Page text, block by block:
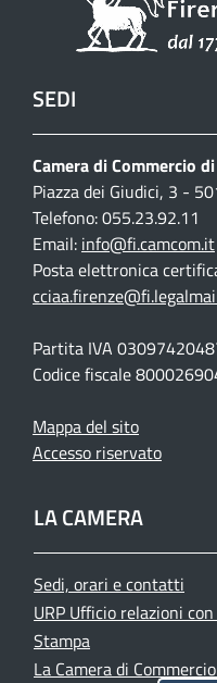
SEDI
Camera di Commercio
Piazza dei Giudici, 3 -
Telefono: 055.23.92.11
Email: info@fi.camcom.it
Posta elettronica
Partita IVA
Codice fiscale
Mappa del sito
Accesso riservato
LA CAMERA
Sedi, orari e contatti
URP Ufficio relazioni
Stampa
La Camera di